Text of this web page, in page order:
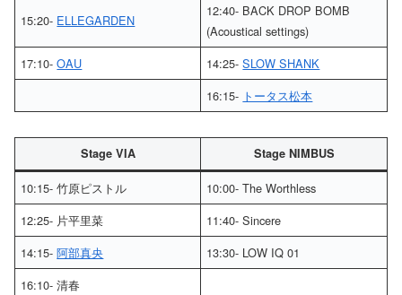
15:20- ELLEGARDEN
12:40- BACK DROP BOMB
(Acoustical settings)
17:10-OAU 14:25-SLOW SHANK
16:15- トータス松本
Stage VIA Stage NIMBUS
10:15- 竹原ピストル
10:00- The Worthless
12:25- 片平里菜
11:40- Sincere
14:15-阿部真央
13:30- LOW IQ 01
16:10- 清春